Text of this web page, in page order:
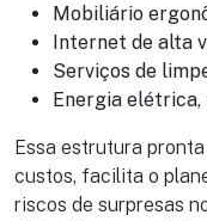
Mobiliário
Internet de alta
Serviços de
Energia
Essa estrutura
custos, facilita o
riscos de surpresas